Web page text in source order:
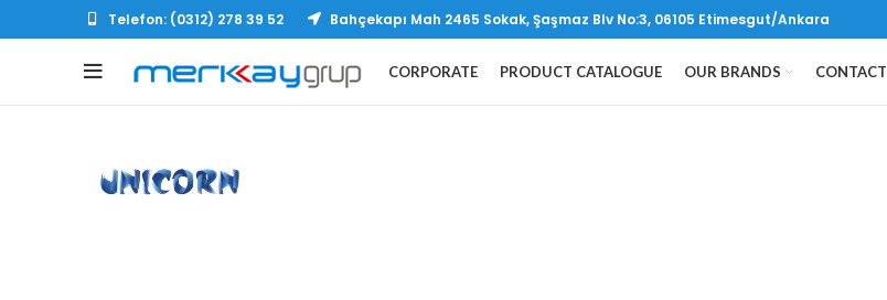
Telefon: (0312) 278 39 52 Bahçekapı Mah 2465 Sokak, Şaşmaz Blv No:3, 06105 Etimesgut/Ankara
CORPORATE PRODUCT CATALOGUE OUR BRANDS CONTACT